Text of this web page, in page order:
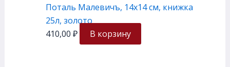
Поталь Малевичъ, 14х14 см, книжка
25л, золото
410,00 ₽ В корзину